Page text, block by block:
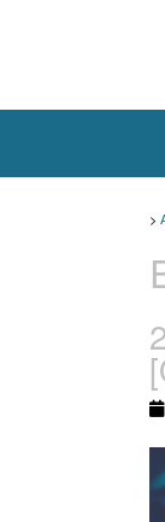
>